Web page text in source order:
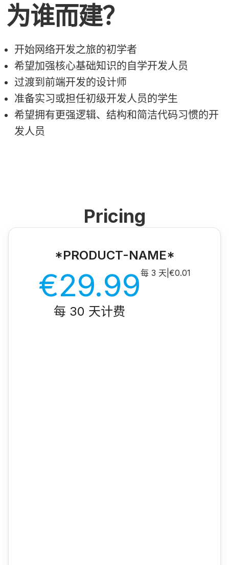
为谁而建？
开始网络开发之旅的初学者
希望加强核心基础知识的自学开发人员
过渡到前端开发的设计师
准备实习或担任初级开发人员的学生
希望拥有更强逻辑、结构和简洁代码习惯的开
发人员
Pricing
*PRODUCT-NAME*
€29.99
每 30 天计费
每 3 天 €0.01